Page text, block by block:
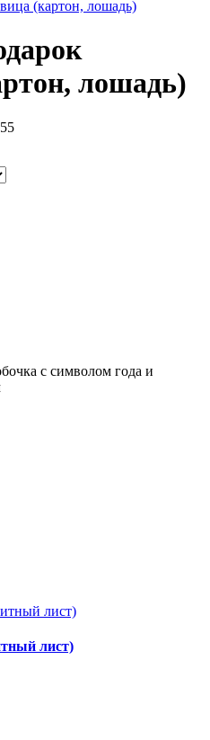
лошадь)
с символом года и
лист)